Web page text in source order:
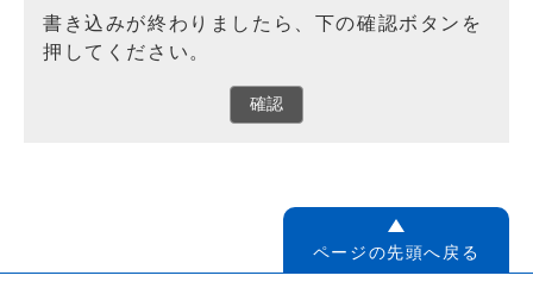
書き込みが終わりましたら、下の確認ボタンを
押してください。
確認
ページの先頭へ戻る